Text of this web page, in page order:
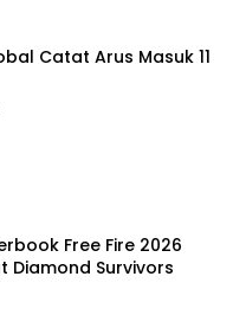
Catat Arus Masuk 11
Free Fire 2026
Diamond Survivors